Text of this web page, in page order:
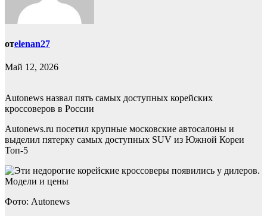
отelenan27
Май 12, 2026
Autonews назвал пять самых доступных корейских
кроссоверов в России
Autonews.ru посетил крупные московские автосалоны и
выделил пятерку самых доступных SUV из Южной Кореи
Топ-5
Фото: Autonews